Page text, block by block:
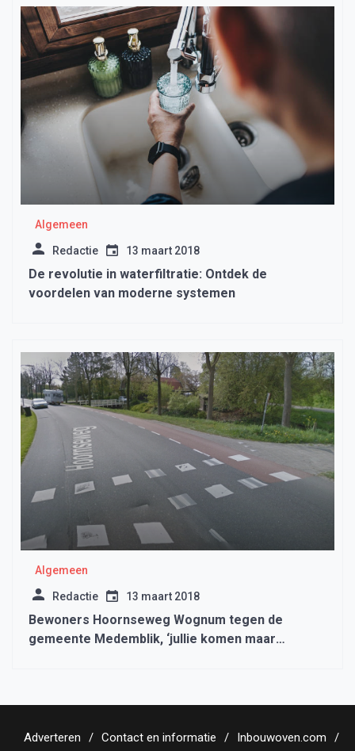
Algemeen
Redactie 13 maart 2018
De revolutie in waterfiltratie: Ontdek de
voordelen van moderne systemen
Algemeen
Redactie 13 maart 2018
Bewoners Hoornseweg Wognum tegen de
gemeente Medemblik, ‘jullie komen maar
Adverteren Contact en informatie Inbouwoven.com